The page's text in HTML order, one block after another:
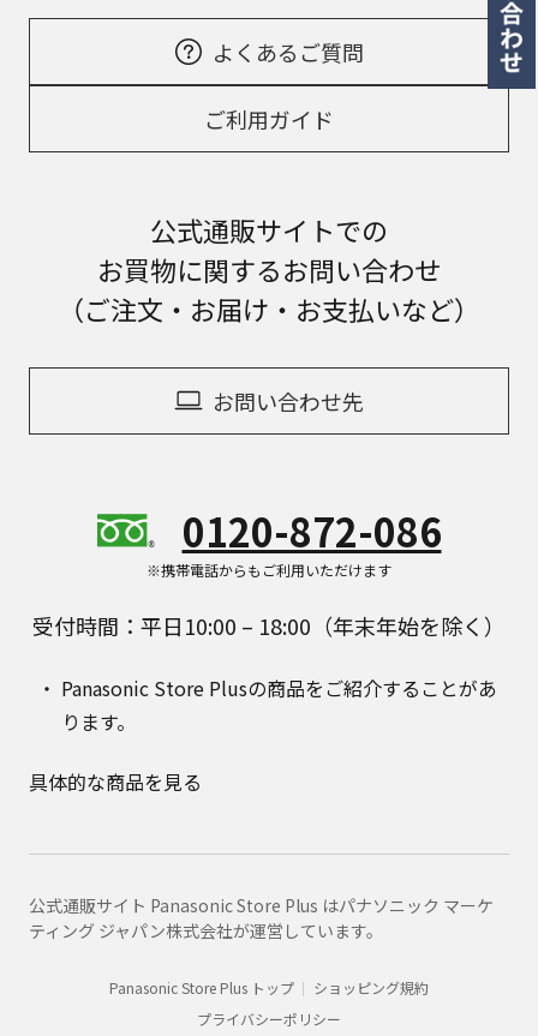
よくあるご質問
ご利用ガイド
公式通販サイトでの
お買物に関するお問い合わせ
（ご注文・お届け・お支払いなど）
お問い合わせ先
0120-872-086
※携帯電話からもご利用いただけます
受付時間：平日10:00 – 18:00（年末年始を除く）
Panasonic Store Plusの商品をご紹介することがあ
ります。
具体的な商品を見る
公式通販サイト Panasonic Store Plus はパナソニック マーケ
ティング ジャパン株式会社が運営しています。
Panasonic Store Plus トップ
ショッピング規約
プライバシーポリシー